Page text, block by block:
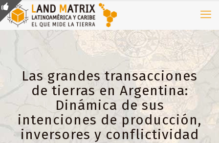
Las grandes transacciones
de tierras en Argentina:
Dinámica de sus
intenciones de producción,
inversores y conflictividad